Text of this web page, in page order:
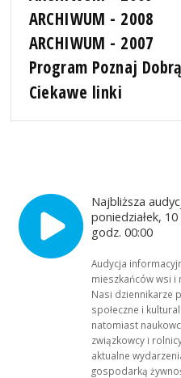
ARCHIWUM - 2008
ARCHIWUM - 2007
Program Poznaj
Ciekawe linki
Najbliższa
poniedziałek,
godz. 00:00
Audycja
mieszkańców wsi i
Nasi dziennikarze
społeczne i
natomiast
związkowcy i
aktualne
gospodarką